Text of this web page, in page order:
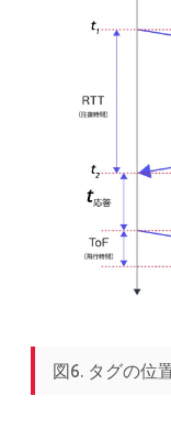
図6. タグの位